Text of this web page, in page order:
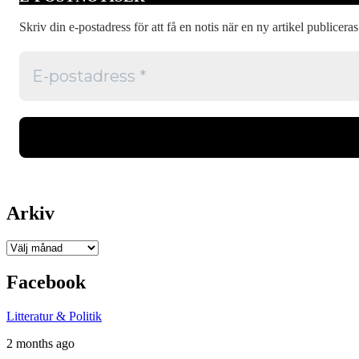
Skriv din e-postadress för att få en notis när en ny artikel
Arkiv
Arkiv
Facebook
Litteratur & Politik
2 months ago